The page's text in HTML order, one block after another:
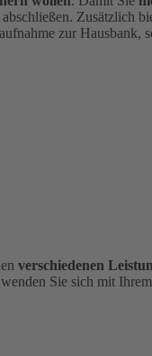
Zusätzlich
zur Hausbank,
verschiedenen
Sie sich mit